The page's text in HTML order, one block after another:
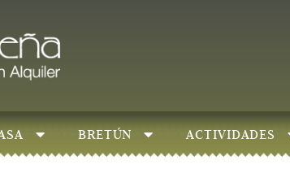
BRETÚN ACTIVIDADES